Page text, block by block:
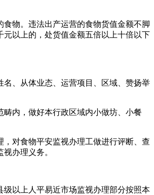
物。违法出产运营的食物货值金额不脚
以上的，处货值金额五倍以上十倍以下
、从体业态、运营项目、区域、赞扬举
内，做好本行政区域内小做坊、小餐
对食物平安监视办理工做进行评断、查
办理义务。
以上人平易近市场监视办理部分按照本